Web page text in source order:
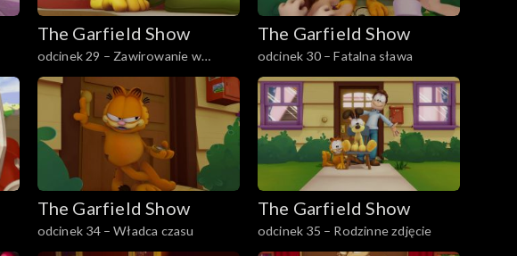
The Garfield Show
odcinek 29 – Zawirowanie w
czasie
The Garfield Show
odcinek 30 – Fatalna sława
The Garfield Show
odcinek 34 – Władca czasu
The Garfield Show
odcinek 35 – Rodzinne zdjęcie